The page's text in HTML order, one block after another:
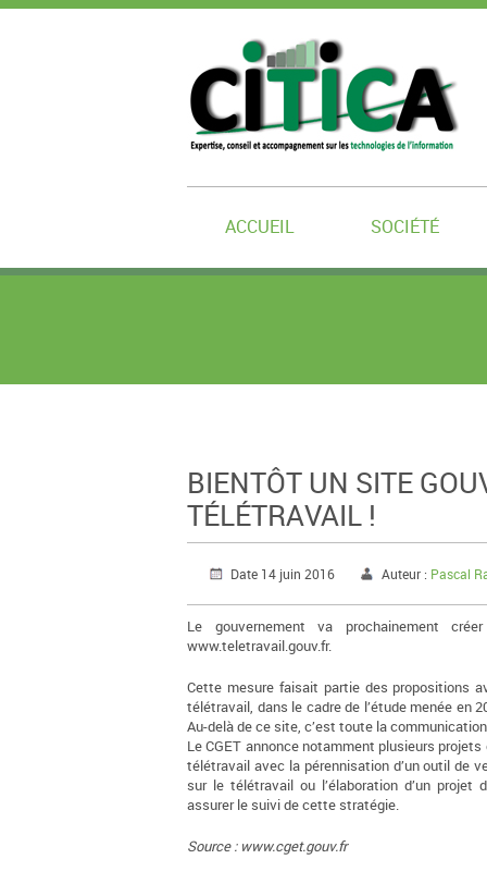
ACCUEIL SOCIÉTÉ
BIENTÔT UN SITE
TÉLÉTRAVAIL !
Date 14 juin 2016 Auteur : Pascal
Le gouvernement va prochainement
www.teletravail.gouv.fr.
Cette mesure faisait partie des propositions
télétravail, dans le cadre de l’étude menée en
Au-delà de ce site, c’est toute la
Le CGET annonce notamment plusieurs
télétravail avec la pérennisation d’un outil de
sur le télétravail ou l’élaboration d’un projet
assurer le suivi de cette stratégie.
Source : www.cget.gouv.fr